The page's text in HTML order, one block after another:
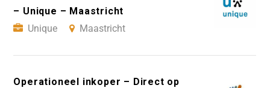
– Unique – Maastricht
Unique
Maastricht
Operationeel inkoper – Direct op